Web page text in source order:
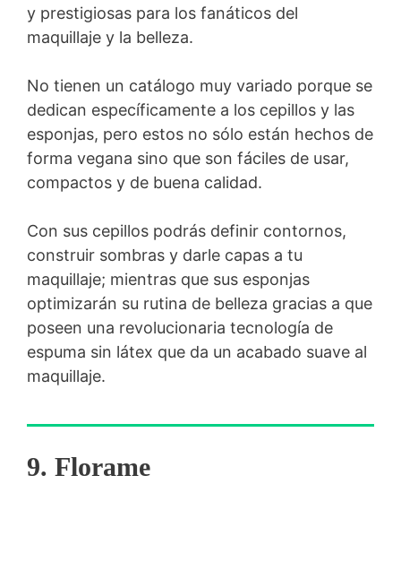
y prestigiosas para los fanáticos del
maquillaje y la belleza.
No tienen un catálogo muy variado porque se
dedican específicamente a los cepillos y las
esponjas, pero estos no sólo están hechos de
forma vegana sino que son fáciles de usar,
compactos y de buena calidad.
Con sus cepillos podrás definir contornos,
construir sombras y darle capas a tu
maquillaje; mientras que sus esponjas
optimizarán su rutina de belleza gracias a que
poseen una revolucionaria tecnología de
espuma sin látex que da un acabado suave al
maquillaje.
9. Florame